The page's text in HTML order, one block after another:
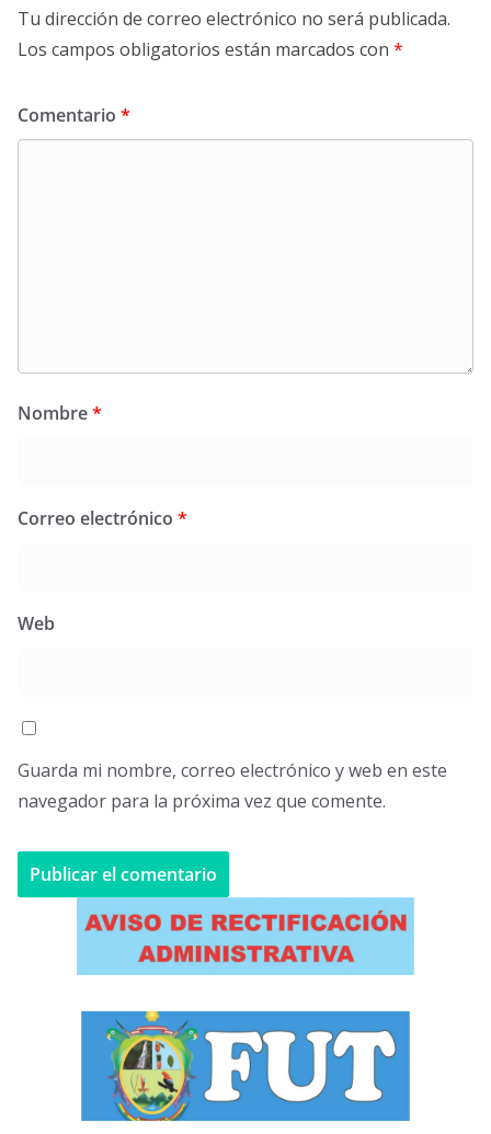
Tu dirección de correo electrónico no será publicada.
Los campos obligatorios están marcados con *
Comentario *
Nombre*
Correo electrónico *
Web
Guarda mi nombre, correo electrónico y web en este
navegador para la próxima vez que comente.